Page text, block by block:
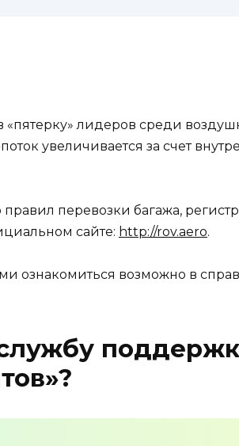
«пятерку» лидеров среди
увеличивается за счет
перевозки багажа,
сайте: http://rov.aero.
ознакомиться возможно в